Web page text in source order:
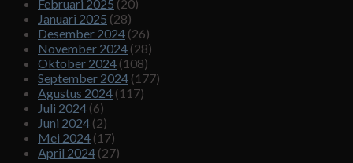
Februari 2025 (20)
Januari 2025 (28)
Desember 2024 (26)
November 2024 (28)
Oktober 2024 (108)
September 2024 (177)
Agustus 2024 (117)
Juli 2024 (6)
Juni 2024 (2)
Mei 2024 (17)
April 2024 (27)